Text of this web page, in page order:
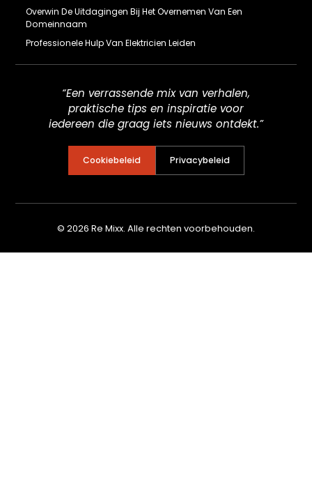
Overwin De Uitdagingen Bij Het Overnemen Van Een
Domeinnaam
Professionele Hulp Van Elektricien Leiden
“Een verrassende mix van verhalen,
praktische tips en inspiratie voor
iedereen die graag iets nieuws ontdekt.”
Cookiebeleid Privacybeleid
© 2026 Re Mixx. Alle rechten voorbehouden.